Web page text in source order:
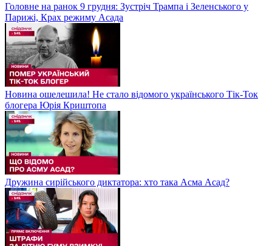
Головне на ранок 9 грудня: Зустріч Трампа і Зеленського у
Парижі, Крах режиму Асада
Новина ошелешила! Не стало відомого українського Тік-Ток
блогера Юрія Криштопа
Дружина сирійського диктатора: хто така Асма Асад?